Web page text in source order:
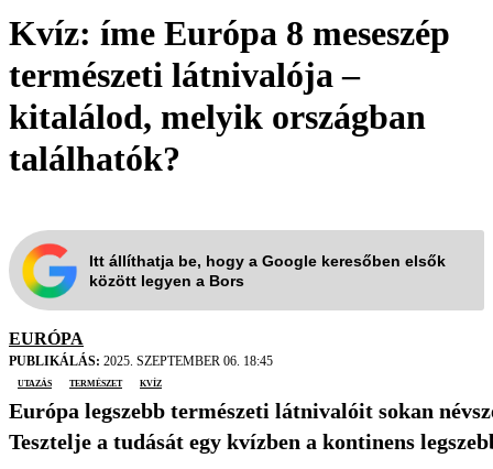
Kvíz: íme Európa 8 meseszép
természeti látnivalója –
kitalálod, melyik országban
találhatók?
Itt állíthatja be, hogy a Google keresőben elsők
között legyen a Bors
EURÓPA
PUBLIKÁLÁS: 2025. SZEPTEMBER 06. 18:45
utazás
természet kvíz
Európa legszebb természeti látnivalóit sokan
Tesztelje a tudását egy kvízben a kontinens